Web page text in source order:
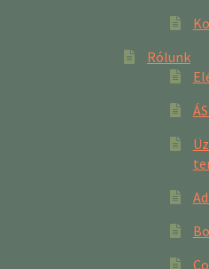
Rólunk